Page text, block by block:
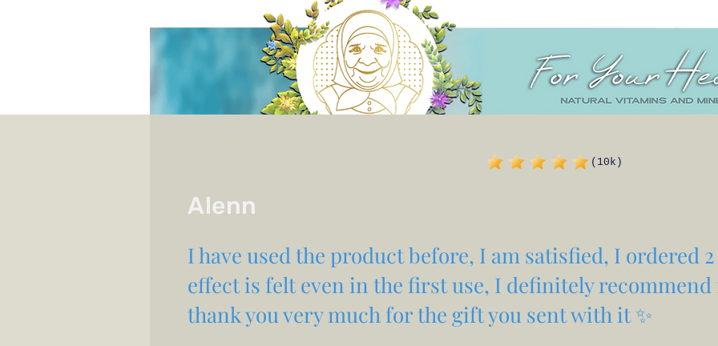
Alenn
I have used the product before, I am satisfied, I ordered
effect is felt even in the first use, I definitely recommend
thank you very much for the gift you sent with it ✨
(10k)